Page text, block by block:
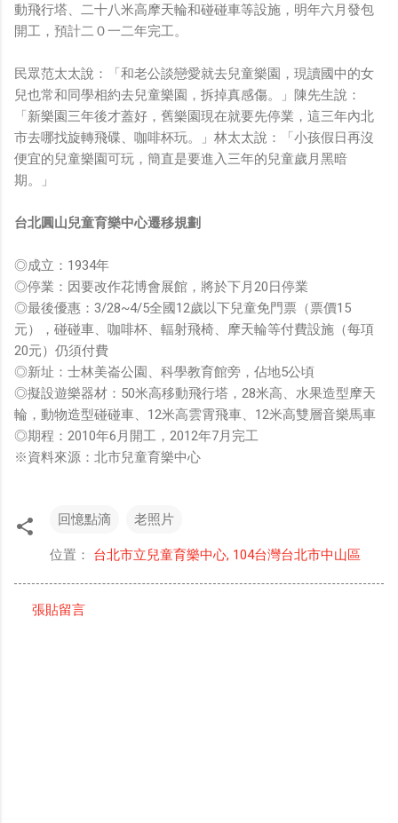
動飛行塔、二十八米高摩天輪和碰碰車等設施，明年六月發包
開工，預計二０一二年完工。
民眾范太太說：「和老公談戀愛就去兒童樂園，現讀國中的女
兒也常和同學相約去兒童樂園，拆掉真感傷。」陳先生說：
「新樂園三年後才蓋好，舊樂園現在就要先停業，這三年內北
市去哪找旋轉飛碟、咖啡杯玩。」林太太說：「小孩假日再沒
便宜的兒童樂園可玩，簡直是要進入三年的兒童歲月黑暗
期。」
台北圓山兒童育樂中心遷移規劃
◎成立：1934年
◎停業：因要改作花博會展館，將於下月20日停業
◎最後優惠：3/28~4/5全國12歲以下兒童免門票（票價15
元），碰碰車、咖啡杯、輻射飛椅、摩天輪等付費設施（每項
20元）仍須付費
◎新址：士林美崙公園、科學教育館旁，佔地5公頃
◎擬設遊樂器材：50米高移動飛行塔，28米高、水果造型摩天
輪，動物造型碰碰車、12米高雲霄飛車、12米高雙層音樂馬車
◎期程：2010年6月開工，2012年7月完工
※資料來源：北市兒童育樂中心
回憶點滴 老照片
位置： 台北市立兒童育樂中心, 104台灣台北市中山區
張貼留言